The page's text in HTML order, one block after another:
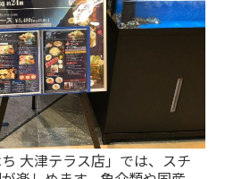
大津テラス店」では、スチ